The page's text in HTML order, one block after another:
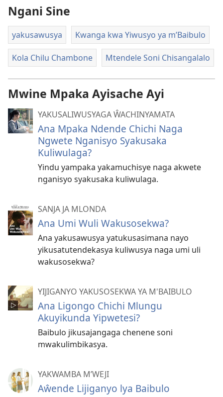
Ngani Sine
yakusawusya Kwanga kwa Yiwusyo ya m’Baibulo
Kola Chilu Chambone Mtendele Soni Chisangalalo
Mwine Mpaka Ayisache Ayi
YAKUSALIWUSYAGA ŴACHINYAMATA
Ana Mpaka Ndende Chichi Naga
Ngwete Nganisyo Syakusaka
Kuliwulaga?
Yindu yampaka yakamuchisye naga akwete
nganisyo syakusaka kuliwulaga.
SANJA JA MLONDA
Ana Umi Wuli Wakusosekwa?
Ana yakusawusya yatukusasimana nayo
yikusatutendekasya kuliwusya naga umi uli
wakusosekwa?
YIJIGANYO YAKUSOSEKWA YA M'BAIBULO
Ana Ligongo Chichi Mlungu
Akuyikunda Yipwetesi?
Baibulo jikusajangaga chenene soni
mwakulimbikasya.
YAKWAMBA M’WEJI
Aŵende Lijiganyo lya Baibulo